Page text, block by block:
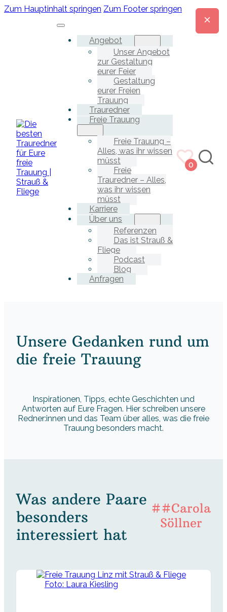
Zum Hauptinhalt springen Zum Footer springen
Angebot
Unser Angebot
zur Gestaltung
eurer Feier
Gestaltung
eurer Freien
Trauung
Trauredner
Freie Trauung
Freie Trauung –
Alles, was ihr wissen
müsst
Freie
Trauredner – Alles,
was ihr wissen
müsst
Karriere
Über uns
Referenzen
Das ist Strauß &
Fliege
Podcast
Blog
Anfragen
0
Unsere Gedanken rund um
die freie Trauung
Inspirationen, Tipps, echte Geschichten und
Antworten auf Eure Fragen. Hier schreiben unsere
Redner:innen und das Team über alles, was die freie
Trauung besonders macht.
Was andere Paare
besonders
interessiert hat
##Carola
Söllner
Foto: Laura Kiesling